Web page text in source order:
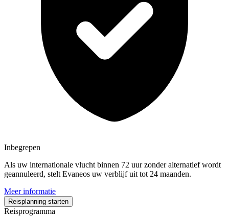
Inbegrepen
Als uw internationale vlucht binnen 72 uur zonder alternatief wordt
geannuleerd, stelt Evaneos uw verblijf uit tot 24 maanden.
Meer informatie
Reisplanning starten
Reisprogramma